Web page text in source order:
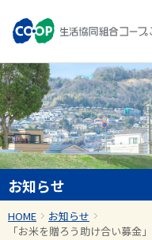
お知らせ
HOME
お知らせ
「お米を贈ろう助け合い募金